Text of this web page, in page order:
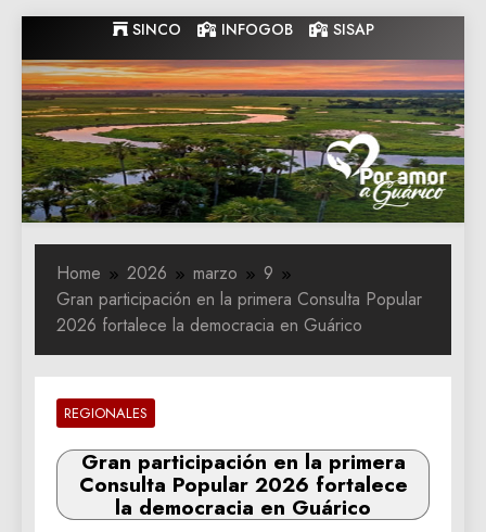
to
content
SINCO INFOGOB SISAP
Gobernacion
de Guarico
Gobernacion de Guarico
Home 2026 marzo
9
Gran participación en la primera Consulta Popular
2026 fortalece la democracia en Guárico
REGIONALES
Gran participación en la primera
Consulta Popular 2026 fortalece
la democracia en Guárico